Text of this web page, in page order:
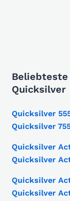
Quicksilver
Quicksilver
Quicksilver
Quicksilver
Quicksilver
Quicksilver
Quicksilver